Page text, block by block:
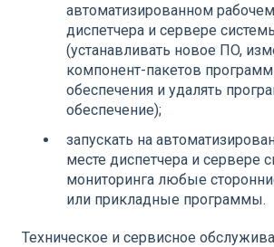
автоматизированном
диспетчера и сервере
(устанавливать новое ПО,
компонент-пакетов
обеспечения и удалять
обеспечение);
запускать на
месте диспетчера и сервере
мониторинга любые
или прикладные программы.
Техническое и сервисное